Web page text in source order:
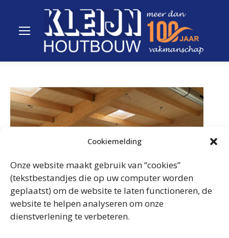
Cookiemelding
Onze website maakt gebruik van “cookies”
(tekstbestandjes die op uw computer worden
geplaatst) om de website te laten functioneren, de
website te helpen analyseren om onze
dienstverlening te verbeteren.